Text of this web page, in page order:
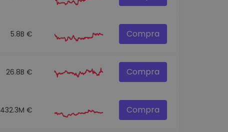
5.8B € Compra
26.8B € Compra
432.3M € Compra